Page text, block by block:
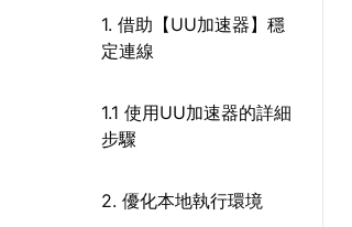
1. 借助【UU加速器】穩
定連線
1.1 使用UU加速器的詳細
步驟
2. 優化本地執行環境